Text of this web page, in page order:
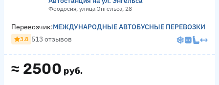
Феодосия, улица Энгельса, 28
≈ 2500 руб.
Перевозчик:МЕЖДУНАРОДНЫЕ АВТОБУСНЫЕ ПЕРЕВОЗКИ
3.8 513 отзывов